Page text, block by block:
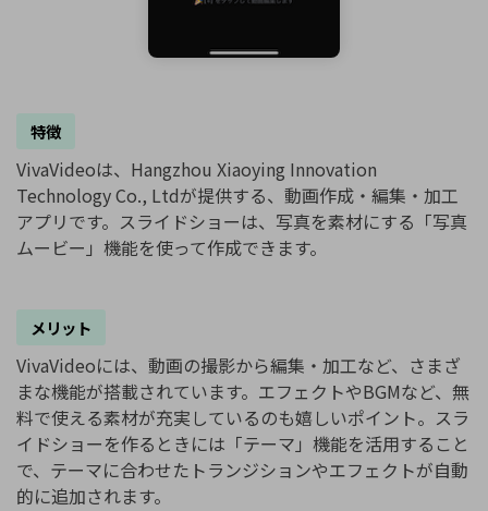
特徴
VivaVideoは、Hangzhou Xiaoying Innovation
Technology Co., Ltdが提供する、動画作成・編集・加工
アプリです。スライドショーは、写真を素材にする「写真
ムービー」機能を使って作成できます。
メリット
VivaVideoには、動画の撮影から編集・加工など、さまざ
まな機能が搭載されています。エフェクトやBGMなど、無
料で使える素材が充実しているのも嬉しいポイント。スラ
イドショーを作るときには「テーマ」機能を活用すること
で、テーマに合わせたトランジションやエフェクトが自動
的に追加されます。